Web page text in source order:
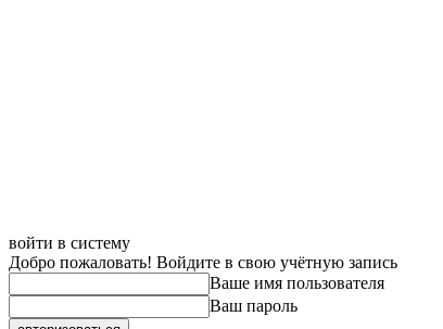
войти в систему
Добро пожаловать! Войдите в свою учётную запись
Ваше имя пользователя
Ваш пароль